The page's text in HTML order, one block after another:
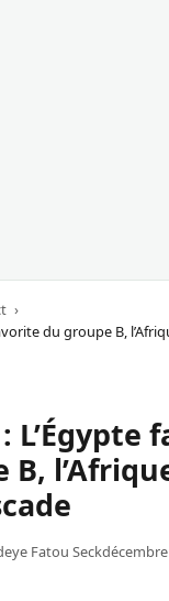
du groupe B,
L’Égypte
Fatou Seck